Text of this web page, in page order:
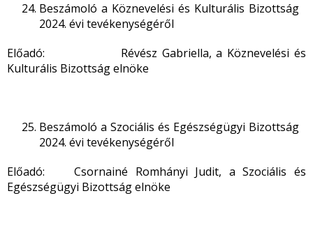
Beszámoló a Köznevelési és Kulturális Bizottság
2024. évi tevékenységéről
Előadó: Révész Gabriella, a Köznevelési és
Kulturális Bizottság elnöke
Beszámoló a Szociális és Egészségügyi Bizottság
2024. évi tevékenységéről
Előadó: Csornainé Romhányi Judit, a Szociális és
Egészségügyi Bizottság elnöke